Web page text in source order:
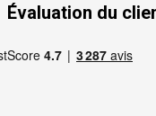
Évaluation du